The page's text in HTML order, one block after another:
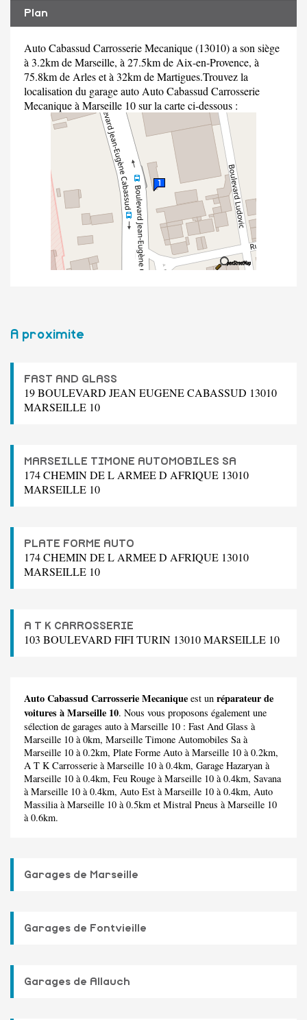
Plan
Auto Cabassud Carrosserie Mecanique (13010) a son siège
à 3.2km de Marseille, à 27.5km de Aix-en-Provence, à
75.8km de Arles et à 32km de Martigues.Trouvez la
localisation du garage auto Auto Cabassud Carrosserie
Mecanique à Marseille 10 sur la carte ci-dessous :
A proximite
FAST AND GLASS
19 BOULEVARD JEAN EUGENE CABASSUD 13010
MARSEILLE 10
MARSEILLE TIMONE AUTOMOBILES SA
174 CHEMIN DE L ARMEE D AFRIQUE 13010
MARSEILLE 10
PLATE FORME AUTO
174 CHEMIN DE L ARMEE D AFRIQUE 13010
MARSEILLE 10
A T K CARROSSERIE
103 BOULEVARD FIFI TURIN 13010 MARSEILLE 10
Auto Cabassud Carrosserie Mecanique est un réparateur de
voitures à Marseille 10. Nous vous proposons également une
sélection de garages auto à Marseille 10 : Fast And Glass à
Marseille 10 à 0km, Marseille Timone Automobiles Saà
Marseille 10 à 0.2km, Plate Forme Auto à Marseille 10 à 0.2km,
A T K Carrosserie à Marseille 10 à 0.4km, Garage Hazaryan à
Marseille 10 à 0.4km, Feu Rouge à Marseille 10 à 0.4km, Savana
à Marseille 10 à 0.4km, Auto Est à Marseille 10 à 0.4km, Auto
Massiliaà Marseille 10 à 0.5km et Mistral Pneus à Marseille 10
à 0.6km.
Garages de Marseille
Garages de Fontvieille
Garages de Allauch